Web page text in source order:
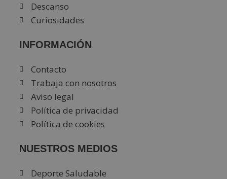
Descanso
Curiosidades
INFORMACIÓN
Contacto
Trabaja con nosotros
Aviso legal
Política de privacidad
Política de cookies
NUESTROS MEDIOS
Deporte Saludable